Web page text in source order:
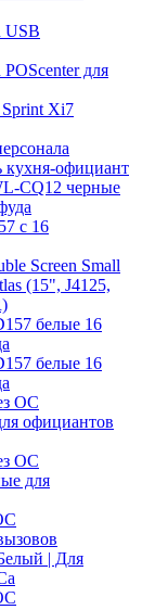
USB
для
Хi7
кухня-официант
CQ12 черные
с 16
Screen Small
(15", J4125,
белые 16
белые 16
ОС
официантов
ОС
для
| Для